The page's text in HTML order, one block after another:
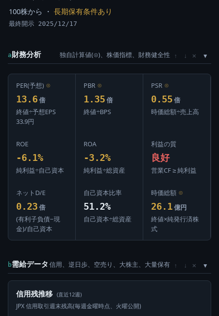
100株から ・ 長期保有条件あり
最終開示 2025/12/17
a財務分析 独自計算値(⊙)、株価指標、財務健全性 ↑ ↓ ×
PER(予想) ⊙
13.6 倍
終値÷予想EPS
33.9円
PBR ⊙
1.35 倍
終値÷BPS
PSR ⊙
0.55 倍
時価総額÷売上高
ROE
-6.1%
純利益÷自己資本
ROA
-3.2%
純利益÷総資産
利益の質
良好
営業CF ≥ 純利益
ネットD/E
0.23 倍
(有利子負債−現
金)/自己資本
自己資本比率
51.2%
自己資本÷総資産
時価総額 ⊙
26.1 億円
終値×純発行済株
式
b需給データ 信用、逆日歩、空売り、大株主、大量保有 ↑ ↓ ×
信用残推移 (直近12週)
JPX 信用取引週末残高(毎週金曜時点、火曜公開)